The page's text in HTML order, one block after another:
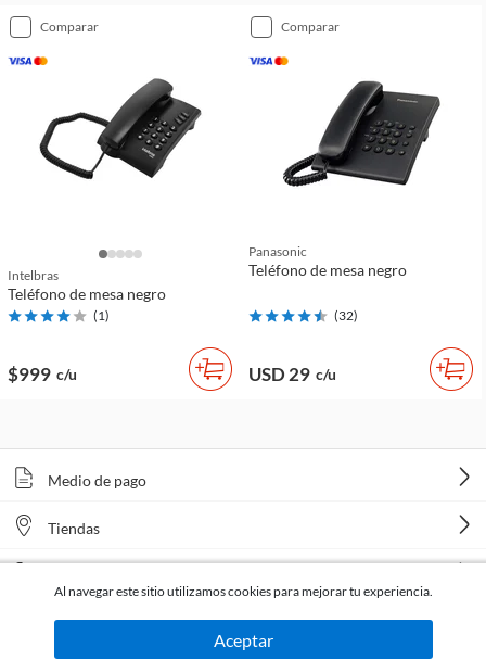
comparar
Intelbras
Teléfono de mesa negro
(1)
$999 c/u
comparar
Panasonic
Teléfono de mesa negro
(32)
USD 29 c/u
Medio de pago
Tiendas
Al navegar este sitio utilizamos cookies para mejorar tu experiencia.
Aceptar